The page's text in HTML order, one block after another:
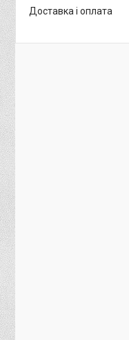
Доставка і оплата